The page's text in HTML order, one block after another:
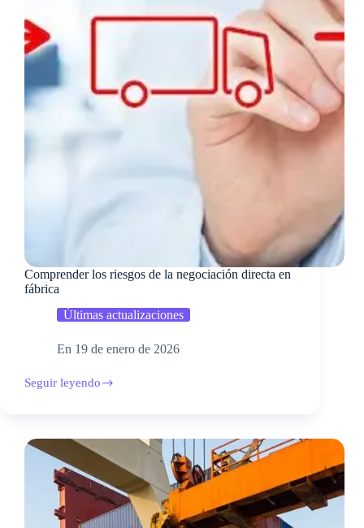
Comprender los riesgos de la negociación directa en
fábrica
Últimas actualizaciones
En 19 de enero de 2026
Seguir leyendo